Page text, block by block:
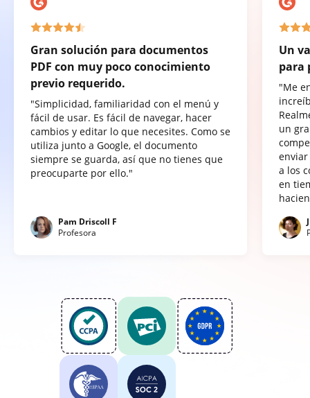
Gran solución para documentos
PDF con muy poco conocimiento
previo requerido.
"Simplicidad, familiaridad con el menú y
fácil de usar. Es fácil de navegar, hacer
cambios y editar lo que necesites. Como se
utiliza junto a Google, el documento
siempre se guarda, así que no tienes que
preocuparte por ello."
Pam Driscoll F
Profesora
Un
para
"Me
un
a los
en